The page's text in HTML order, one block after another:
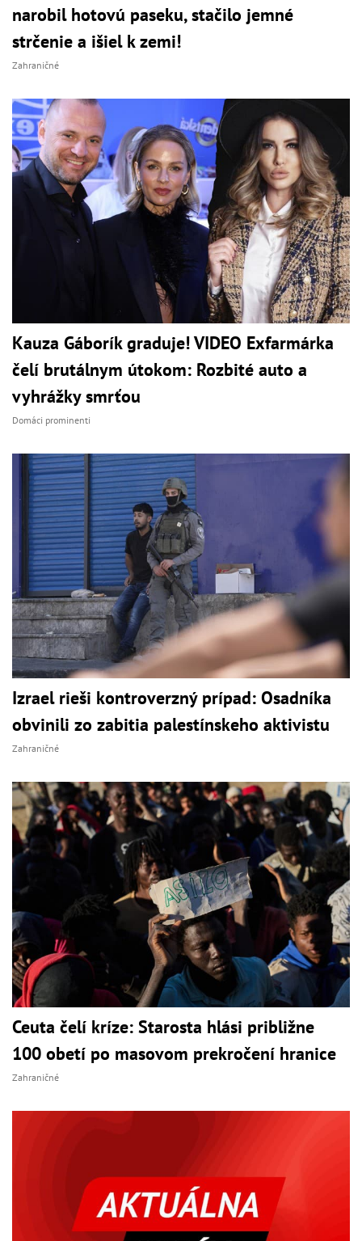
narobil hotovú paseku, stačilo jemné
strčenie a išiel k zemi!
Zahraničné
Kauza Gáborík graduje! VIDEO Exfarmárka
čelí brutálnym útokom: Rozbité auto a
vyhrážky smrťou
Domáci prominenti
Izrael rieši kontroverzný prípad: Osadníka
obvinili zo zabitia palestínskeho aktivistu
Zahraničné
Ceuta čelí kríze: Starosta hlási približne
100 obetí po masovom prekročení hranice
Zahraničné